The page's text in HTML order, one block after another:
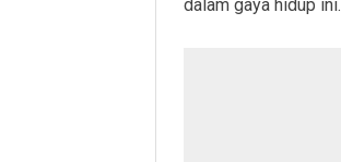
dalam gaya hidup ini.